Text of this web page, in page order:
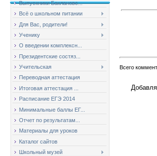
Выпускники Баклановс...
Всё о школьном питании
Для Вас, родители!
Ученику
О введении комплексн...
Президентские состяз...
Учительская
Переводная аттестация
Итоговая аттестация ...
Расписание ЕГЭ 2014
Минимальные баллы ЕГ...
Отчет по результатам...
Материалы для уроков
Каталог сайтов
Школьный музей
Всего